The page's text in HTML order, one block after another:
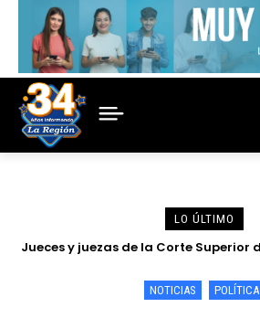
LO ÚLTIMO
Jueces y juezas de la Corte Superior
NOTICIAS POLÍTICA